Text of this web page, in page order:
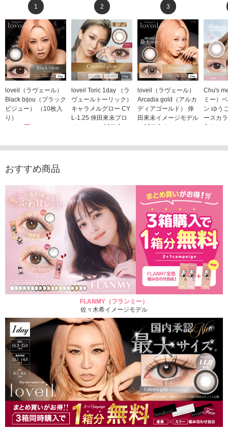
1
loveil（ラヴェール）
Black bijou（ブラック
ビジュー） （10枚入
り）
1,760円
2
loveil Toric 1day （ラ
ヴェールトーリック）
キャラメルグロー CY
L-1.25 倖田來未プロ
デュース （10枚入
1,760円(税込)
3
loveil（ラヴェール）
Arcadia gold（アルカ
ディアゴールド） 倖
田來未イメージモデル
（10枚入り）
Chu's
ミー）
ン ゆう
ースカ
入り）
おすすめ商品
FLANMY（フランミー）
佐々木希イメージモデル